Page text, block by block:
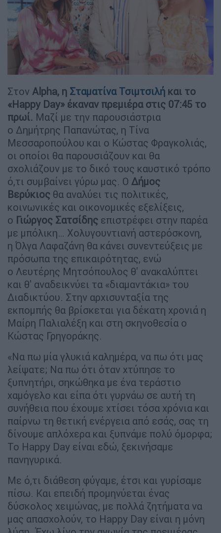
Στον Alpha, η Σταματίνα Τσιμτσιλή και το
«Happy Day» έκαναν πρεμιέρα στις 07:45 το
πρωί. Μαζί με την παρουσιάστρια
ο Δημήτρης Παπανώτας, η Τίνα
Μεσσαροπούλου και ο Κώστας Φραγκολιάς,
οι οποίοι θα παρουσιάζουν και θα
σχολιάζουν με το δικό τους καυστικό τρόπο
ό,τι συμβαίνει γύρω μας. Ο Δήμος
Βερύκιος θα αναλύει τις πολιτικές,
κοινωνικές και οικονομικές εξελίξεις,
ο Γιώργος Σατσίδης επιστρέφει στην παρέα
με μπόλικη… Χολυγουντιανή αστερόσκονη,
η Όλγα Λαφαζάνη θα κάνει συνεντεύξεις με
πρόσωπα της επικαιρότητας, ενώ
ο Λευτέρης Μητσόπουλος θ' ανακαλύπτει
και θ' αναδεικνύει τα «διαμαντάκια» του
Διαδικτύου. Στην αρχισυνταξία της
εκπομπής θα βρίσκεται για δέκατη χρονιά η
Μαίρη Παλιαλέξη και στη σκηνοθεσία ο
Κώστας Γρηγοράκης.
«Να πω μία γλυκιά καλημέρα, να πω ότι μας
λείψατε; Να πω ότι όταν χτύπησε το
ξυπνητήρι, σηκώθηκα με ένα τεράστιο
χαμόγελο και είπα ότι γυρνάω σε αυτή τη
συνήθεια που έχουμε χτίσει τόσα χρόνια και
παίρνω τη θετική ενέργεια από εσάς, σας τη
δίνουμε απλόχερα και ξυπνάμε πολύ όμορφα;
Το Happy Day είναι εδώ, ξεκινήσαμε
πανηγυρικά.
Με ό,τι διάθεση φύγαμε, έτσι και γυρίσαμε
πίσω. Και επειδή προμηνύεται ένας
δύσκολος χειμώνας, με πολλά ζητήματα να
μας απασχολούν, το Happy Day είναι η μόνη